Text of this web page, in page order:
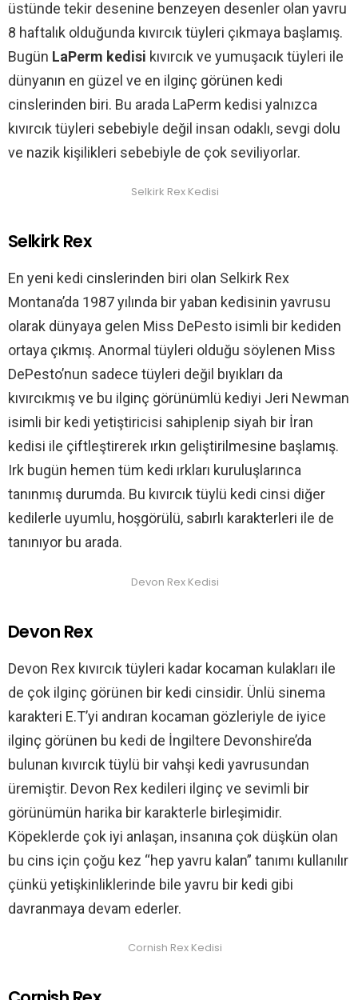
üstünde tekir desenine benzeyen desenler olan yavru
8 haftalık olduğunda kıvırcık tüyleri çıkmaya başlamış.
Bugün LaPerm kedisi kıvırcık ve yumuşacık tüyleri ile
dünyanın en güzel ve en ilginç görünen kedi
cinslerinden biri. Bu arada LaPerm kedisi yalnızca
kıvırcık tüyleri sebebiyle değil insan odaklı, sevgi dolu
ve nazik kişilikleri sebebiyle de çok seviliyorlar.
Selkirk Rex Kedisi
Selkirk Rex
En yeni kedi cinslerinden biri olan Selkirk Rex
Montana’da 1987 yılında bir yaban kedisinin yavrusu
olarak dünyaya gelen Miss DePesto isimli bir kediden
ortaya çıkmış. Anormal tüyleri olduğu söylenen Miss
DePesto’nun sadece tüyleri değil bıyıkları da
kıvırcıkmış ve bu ilginç görünümlü kediyi Jeri Newman
isimli bir kedi yetiştiricisi sahiplenip siyah bir İran
kedisi ile çiftleştirerek ırkın geliştirilmesine başlamış.
Irk bugün hemen tüm kedi ırkları kuruluşlarınca
tanınmış durumda. Bu kıvırcık tüylü kedi cinsi diğer
kedilerle uyumlu, hoşgörülü, sabırlı karakterleri ile de
tanınıyor bu arada.
Devon Rex Kedisi
Devon Rex
Devon Rex kıvırcık tüyleri kadar kocaman kulakları ile
de çok ilginç görünen bir kedi cinsidir. Ünlü sinema
karakteri E.T’yi andıran kocaman gözleriyle de iyice
ilginç görünen bu kedi de İngiltere Devonshire’da
bulunan kıvırcık tüylü bir vahşi kedi yavrusundan
üremiştir. Devon Rex kedileri ilginç ve sevimli bir
görünümün harika bir karakterle birleşimidir.
Köpeklerde çok iyi anlaşan, insanına çok düşkün olan
bu cins için çoğu kez “hep yavru kalan” tanımı kullanılır
çünkü yetişkinliklerinde bile yavru bir kedi gibi
davranmaya devam ederler.
Cornish Rex Kedisi